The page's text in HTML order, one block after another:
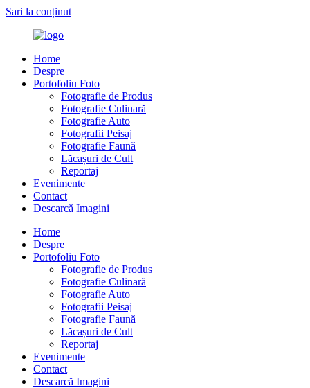
Sari la conținut
Home
Despre
Portofoliu Foto
Fotografie de Produs
Fotografie Culinară
Fotografie Auto
Fotografii Peisaj
Fotografie Faună
Lăcașuri de Cult
Reportaj
Evenimente
Contact
Descarcă Imagini
Home
Despre
Portofoliu Foto
Fotografie de Produs
Fotografie Culinară
Fotografie Auto
Fotografii Peisaj
Fotografie Faună
Lăcașuri de Cult
Reportaj
Evenimente
Contact
Descarcă Imagini